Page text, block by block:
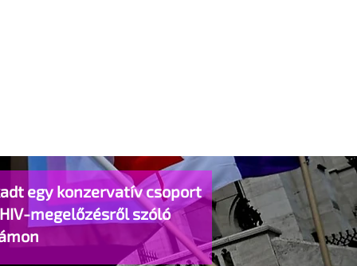
egy konzervatív csoport
megelőzésről szóló